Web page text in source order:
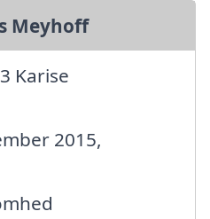
Meyhoff
Karise
2015,